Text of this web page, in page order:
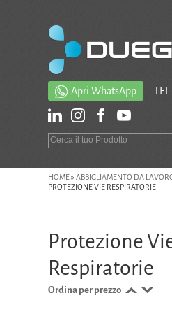
Apri WhatsApp TEL.
HOME» ABBIGLIAMENTO DA
PROTEZIONE VIE RESPIRATORIE
Protezione
Respiratorie
Ordina per prezzo